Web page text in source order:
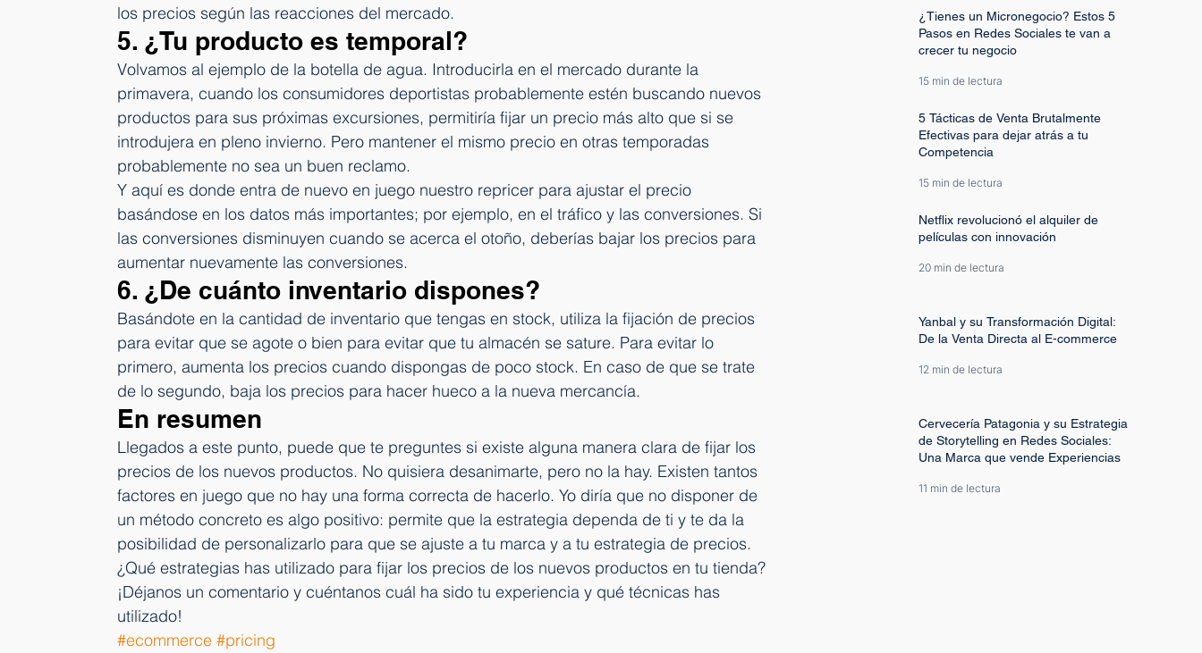
los precios según las reacciones del mercado.
5. ¿Tu producto es temporal?
Volvamos al ejemplo de la botella de agua. Introducirla en el mercado durante la
primavera, cuando los consumidores deportistas probablemente estén buscando nuevos
productos para sus próximas excursiones, permitiría fijar un precio más alto que si se
introdujera en pleno invierno. Pero mantener el mismo precio en otras temporadas
probablemente no sea un buen reclamo.
Y aquí es donde entra de nuevo en juego nuestro repricer para ajustar el precio
basándose en los datos más importantes; por ejemplo, en el tráfico y las conversiones. Si
las conversiones disminuyen cuando se acerca el otoño, deberías bajar los precios para
aumentar nuevamente las conversiones.
6. ¿De cuánto inventario dispones?
Basándote en la cantidad de inventario que tengas en stock, utiliza la fijación de precios
para evitar que se agote o bien para evitar que tu almacén se sature. Para evitar lo
primero, aumenta los precios cuando dispongas de poco stock. En caso de que se trate
de lo segundo, baja los precios para hacer hueco a la nueva mercancía.
En resumen
Llegados a este punto, puede que te preguntes si existe alguna manera clara de fijar los
precios de los nuevos productos. No quisiera desanimarte, pero no la hay. Existen tantos
factores en juego que no hay una forma correcta de hacerlo. Yo diría que no disponer de
un método concreto es algo positivo: permite que la estrategia dependa de ti y te da la
posibilidad de personalizarlo para que se ajuste a tu marca y a tu estrategia de precios.
¿Qué estrategias has utilizado para fijar los precios de los nuevos productos en tu tienda?
¡Déjanos un comentario y cuéntanos cuál ha sido tu experiencia y qué técnicas has
utilizado!
#ecommerce #pricing
¿Tienes un Micronegocio? Estos 5
Pasos en Redes Sociales te van a
crecer tu negocio
15 min de lectura
5 Tácticas de Venta Brutalmente
Efectivas para dejar atrás a tu
Competencia
15 min de lectura
Netflix revolucionó el alquiler de
películas con innovación
20 min de lectura
Yanbal y su Transformación Digital:
De la Venta Directa al E-commerce
12 min de lectura
Cervecería Patagonia y su Estrategia
de Storytelling en Redes Sociales:
Una Marca que vende Experiencias
11 min de lectura